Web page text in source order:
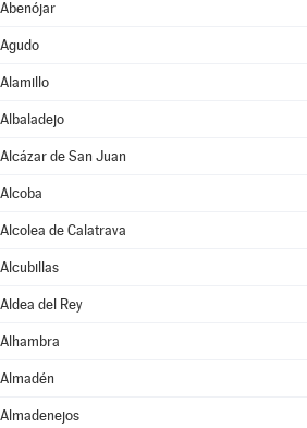
Abenójar
Agudo
Alamillo
Albaladejo
Alcázar de San Juan
Alcoba
Alcolea de Calatrava
Alcubillas
Aldea del Rey
Alhambra
Almadén
Almadenejos